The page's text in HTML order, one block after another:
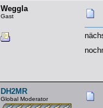
Weggla
Gast
DH2MR
Global Moderator